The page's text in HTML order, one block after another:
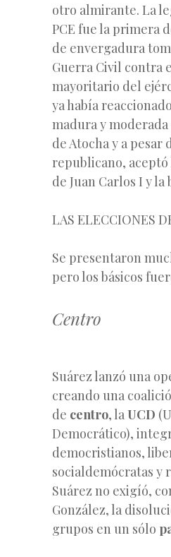
otro almirante. La
PCE fue la primera
de envergadura
Guerra Civil contra
mayoritario del
ya había
madura y moderada
de Atocha y a pesar
republicano,
de Juan Carlos I y
LAS ELECCIONES
Se presentaron
pero los básicos
Centro
Suárez lanzó una
creando una
de centro, la UCD
Democrático),
democristianos,
socialdemócratas y
Suárez no exigíó,
González, la
grupos en un sólo